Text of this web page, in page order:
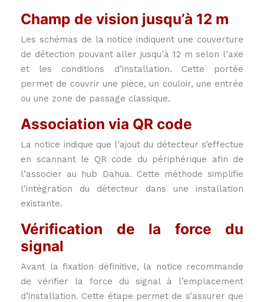
Champ de vision jusqu’à 12 m
Les schémas de la notice indiquent une couverture
de détection pouvant aller jusqu’à 12 m selon l’axe
et les conditions d’installation. Cette portée
permet de couvrir une pièce, un couloir, une entrée
ou une zone de passage classique.
Association via QR code
La notice indique que l’ajout du détecteur s’effectue
en scannant le QR code du périphérique afin de
l’associer au hub Dahua. Cette méthode simplifie
l’intégration du détecteur dans une installation
existante.
Vérification de la force du
signal
Avant la fixation définitive, la notice recommande
de vérifier la force du signal à l’emplacement
d’installation. Cette étape permet de s’assurer que